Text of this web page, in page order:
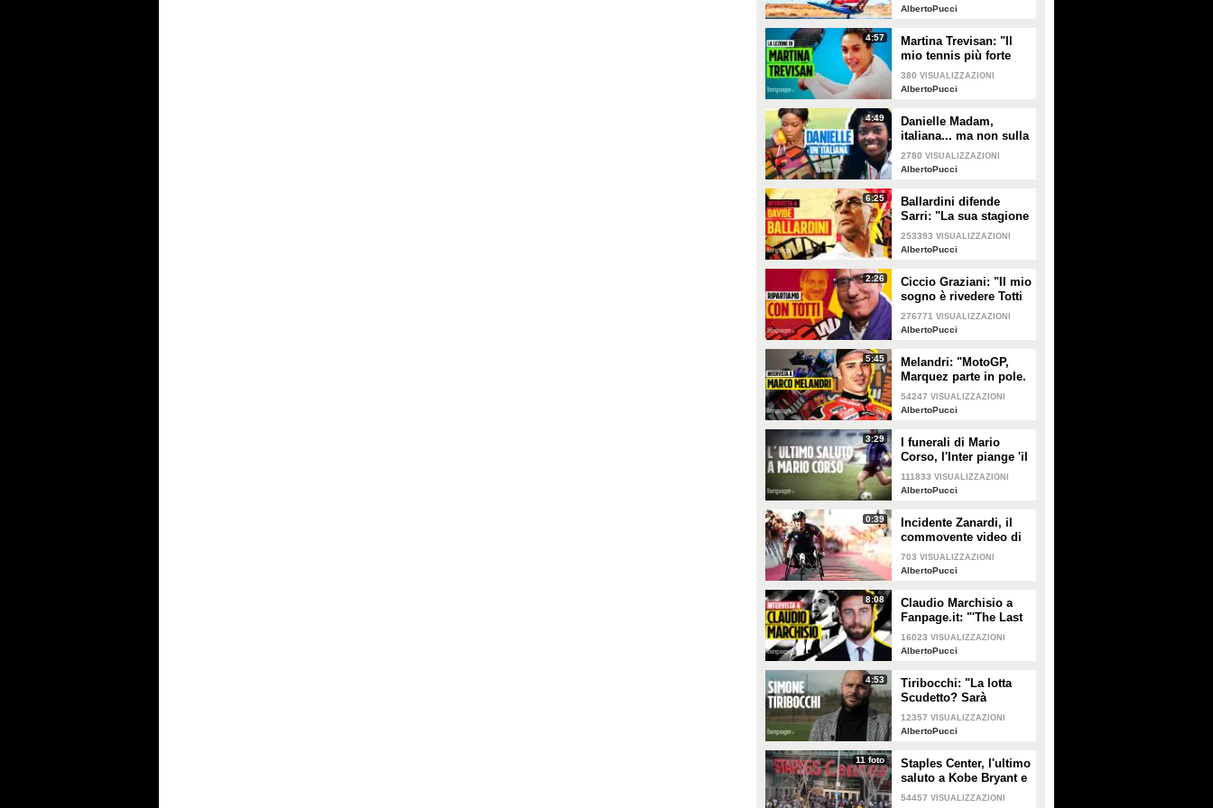
essere masochisti. Poi
AlbertoPucci
4:57
Martina Trevisan: "Il
mio tennis più forte
dell'anoressia"
380 VISUALIZZAZIONI
AlbertoPucci
4:49
Danielle Madam,
italiana... ma non sulla
carta: "Suarez? La
cittadinanza è una
2780 VISUALIZZAZIONI
AlbertoPucci
6:25
Ballardini difende
Sarri: "La sua stagione
alla Juventus non è
stata facile"
253393 VISUALIZZAZIONI
AlbertoPucci
2:26
Ciccio Graziani: "Il mio
sogno è rivedere Totti
nella Roma di
Friedkin"
276771 VISUALIZZAZIONI
AlbertoPucci
5:45
Melandri: "MotoGP,
Marquez parte in pole.
Ma Valentino ha voglia
di riscatto"
54247 VISUALIZZAZIONI
AlbertoPucci
3:29
I funerali di Mario
Corso, l'Inter piange 'il
sinistro di Dio': "Dopo
Maradona, c'era lui"
111833 VISUALIZZAZIONI
AlbertoPucci
0:39
Incidente Zanardi, il
commovente video di
Tiziano Monti
703 VISUALIZZAZIONI
AlbertoPucci
8:08
Claudio Marchisio a
Fanpage.it: "'The Last
Dance' nel calcio? Lo
vorrei sulla prima Juve
16023 VISUALIZZAZIONI
AlbertoPucci
4:53
Tiribocchi: "La lotta
Scudetto? Sarà
combattuta fino alla
fine"
12357 VISUALIZZAZIONI
AlbertoPucci
11 foto
Staples Center, l'ultimo
saluto a Kobe Bryant e
alla figlia Gianna
54457 VISUALIZZAZIONI